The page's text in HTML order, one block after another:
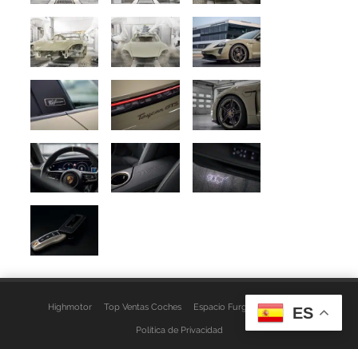
Highmotor Top Ventas Coches Espacio Furgo Aviso Legal
Política de Privacidad
ES